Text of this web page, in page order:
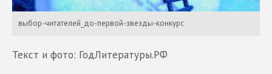
выбор-читателей_до-первой-звезды-конкурс
Текст и фото: ГодЛитературы.РФ